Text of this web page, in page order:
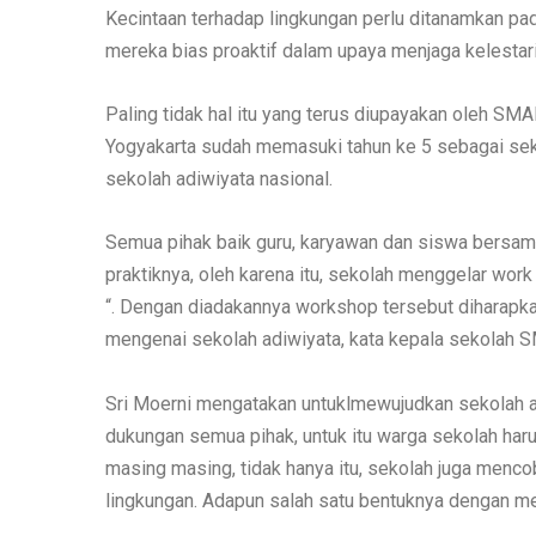
Kecintaan terhadap lingkungan perlu ditanamkan
mereka bias proaktif dalam upaya menjaga
Paling tidak hal itu yang terus diupayakan oleh
Yogyakarta sudah memasuki tahun ke 5 sebagai
sekolah adiwiyata nasional.
Semua pihak baik guru, karyawan dan siswa
praktiknya, oleh karena itu, sekolah menggelar
“. Dengan diadakannya workshop tersebut
mengenai sekolah adiwiyata, kata kepala sekolah
Sri Moerni mengatakan untuklmewujudkan
dukungan semua pihak, untuk itu warga sekolah
masing masing, tidak hanya itu, sekolah juga
lingkungan. Adapun salah satu bentuknya dengan